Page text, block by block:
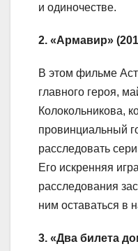
и одиночестве.
2. «Армавир»
В этом фильме
главного героя,
Колокольникова,
провинциальный
расследовать
Его искренняя
расследования
ним оставаться в
3. «Два билета